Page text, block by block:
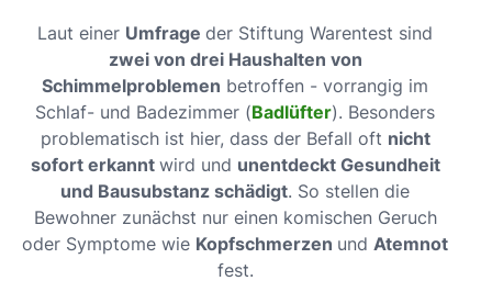
Laut einer Umfrage der Stiftung Warentest sind
zwei von drei Haushalten von
Schimmelproblemen betroffen - vorrangig im
Schlaf- und Badezimmer (Badlüfter). Besonders
problematisch ist hier, dass der Befall oft nicht
sofort erkannt wird und unentdeckt Gesundheit
und Bausubstanz schädigt. So stellen die
Bewohner zunächst nur einen komischen Geruch
oder Symptome wie Kopfschmerzen und Atemnot
fest.